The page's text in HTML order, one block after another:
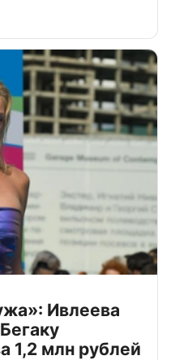
Ивлеева
1,2 млн рублей